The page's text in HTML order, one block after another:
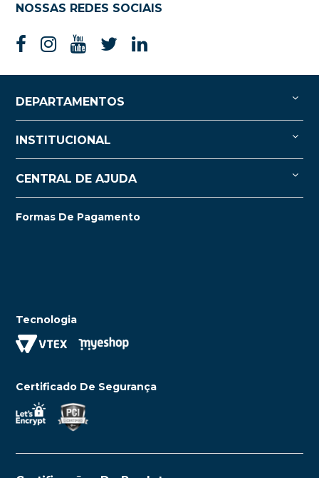
NOSSAS REDES SOCIAIS
DEPARTAMENTOS
INSTITUCIONAL
CENTRAL DE AJUDA
Formas De Pagamento
Tecnologia
Certificado De Segurança